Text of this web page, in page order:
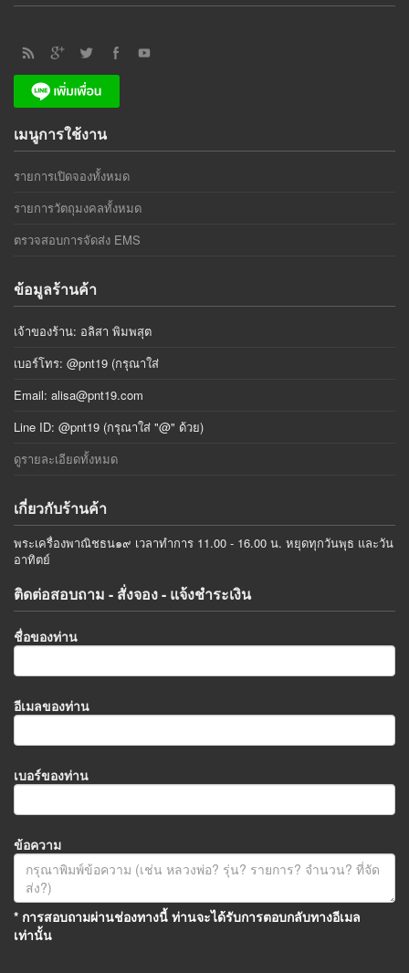
เมนูการใช้งาน
รายการเปิดจองทั้งหมด
รายการวัตถุมงคลทั้งหมด
ตรวจสอบการจัดส่ง EMS
ข้อมูลร้านค้า
เจ้าของร้าน: อลิสา พิมพสุต
เบอร์โทร: @pnt19 (กรุณาใส่
Email: alisa@pnt19.com
Line ID: @pnt19 (กรุณาใส่ "@" ด้วย)
ดูรายละเอียดทั้งหมด
เกี่ยวกับร้านค้า
พระเครื่องพาณิชธน๑๙ เวลาทำการ 11.00 - 16.00 น. หยุดทุกวันพุธ และวัน
อาทิตย์
ติดต่อสอบถาม - สั่งจอง - แจ้งชำระเงิน
ชื่อของท่าน
อีเมลของท่าน
เบอร์ของท่าน
ข้อความ
* การสอบถามผ่านช่องทางนี้ ท่านจะได้รับการตอบกลับทางอีเมล
เท่านั้น